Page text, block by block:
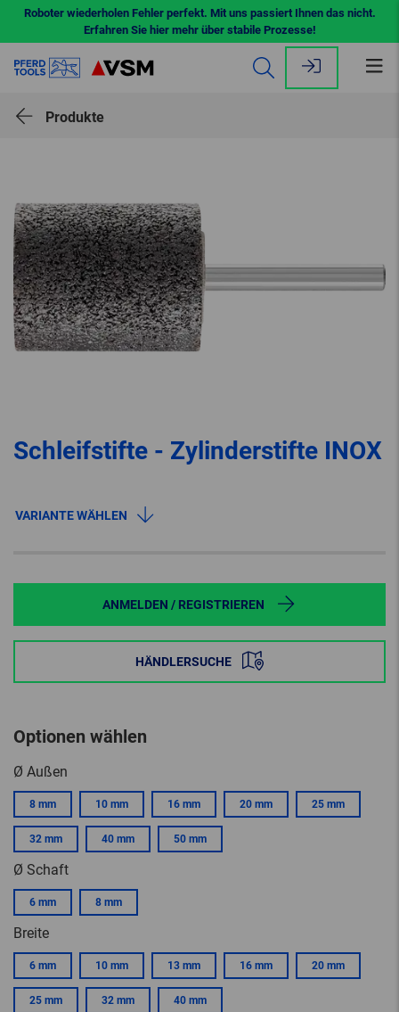
Roboter wiederholen Fehler perfekt. Mit uns passiert Ihnen das nicht.
Erfahren Sie hier mehr über stabile Prozesse!
Produkte
Schleifstifte - Zylinderstifte INOX
VARIANTE WÄHLEN
ANMELDEN / REGISTRIEREN
HÄNDLERSUCHE
Optionen wählen
Ø Außen
8 mm 10 mm 16 mm 20 mm 25 mm
32 mm 40 mm 50 mm
Ø Schaft
6 mm 8 mm
Breite
6 mm 10 mm 13 mm 16 mm 20 mm
25 mm 32 mm 40 mm